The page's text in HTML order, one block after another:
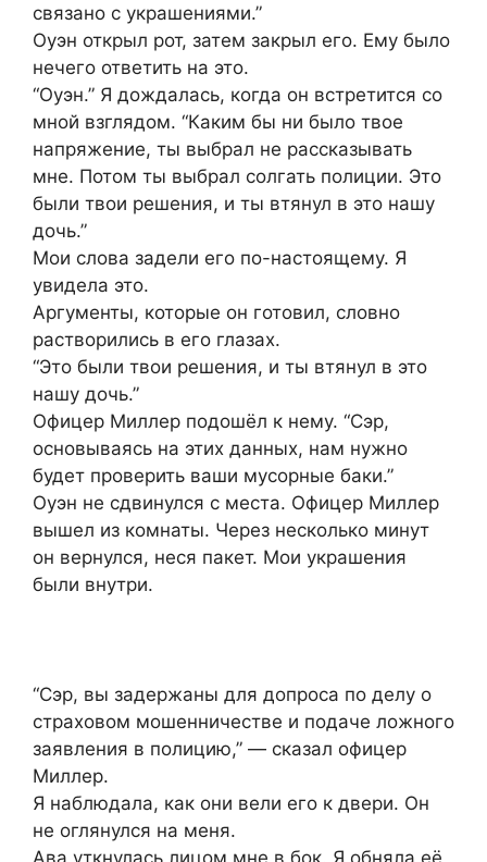
связано с украшениями.”
Оуэн открыл рот, затем закрыл его. Ему было
нечего ответить на это.
“Оуэн.” Я дождалась, когда он встретится со
мной взглядом. “Каким бы ни было твое
напряжение, ты выбрал не рассказывать
мне. Потом ты выбрал солгать полиции. Это
были твои решения, и ты втянул в это нашу
дочь.”
Мои слова задели его по-настоящему. Я
увидела это.
Аргументы, которые он готовил, словно
растворились в его глазах.
“Это были твои решения, и ты втянул в это
нашу дочь.”
Офицер Миллер подошёл к нему. “Сэр,
основываясь на этих данных, нам нужно
будет проверить ваши мусорные баки.”
Оуэн не сдвинулся с места. Офицер Миллер
вышел из комнаты. Через несколько минут
он вернулся, неся пакет. Мои украшения
были внутри.
“Сэр, вы задержаны для допроса по делу о
страховом мошенничестве и подаче ложного
заявления в полицию,” — сказал офицер
Миллер.
Я наблюдала, как они вели его к двери. Он
не оглянулся на меня.
Ава уткнулась лицом мне в бок. Я обняла её